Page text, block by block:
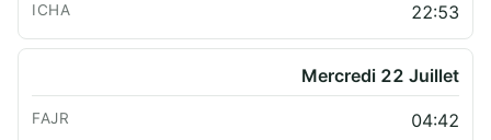
22:53
Mercredi 22 Juillet
04:42